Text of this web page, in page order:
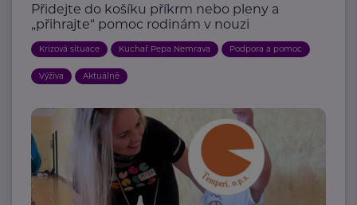
Přidejte do košíku příkrm nebo pleny a
„přihrajte“ pomoc rodinám v nouzi
Krizová situace Kuchař Pepa Nemrava Podpora a pomoc
Výživa Aktuálně